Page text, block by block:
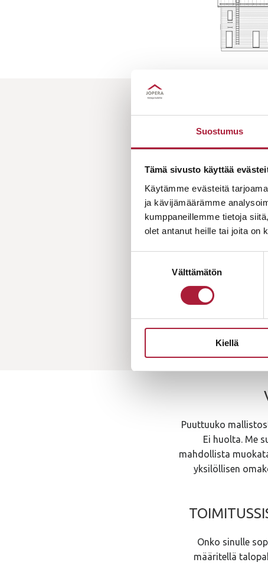
Suostumus
Tämä sivusto käyttää
Käytämme evästeitä
ja kävijämäärämme
kumppaneillemme tietoja
olet antanut heille tai joita on
Välttämätön
Kiellä
Puuttuuko
Ei huolta. Me
mahdollista
yksilöllisen
Onko sinulle
määritellä